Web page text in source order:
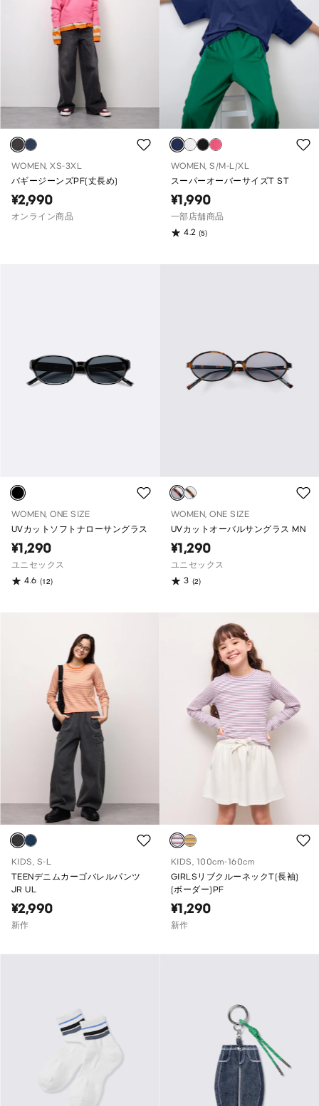
WOMEN, XS-3XL
バギージーンズPF(丈長め)
¥2,990
オンライン商品
WOMEN, S/M-L/XL
スーパーオーバーサイズT ST
¥1,990
一部店舗商品
4.2 (5)
WOMEN, ONE SIZE
UVカットソフトナローサングラス
¥1,290
ユニセックス
4.6 (12)
WOMEN, ONE SIZE
UVカットオーバルサングラス MN
¥1,290
ユニセックス
3 (2)
KIDS, S-L
TEENデニムカーゴバレルパンツ
JR UL
¥2,990
新作
KIDS, 100cm-160cm
GIRLSリブクルーネックT(長袖)
(ボーダー)PF
¥1,290
新作